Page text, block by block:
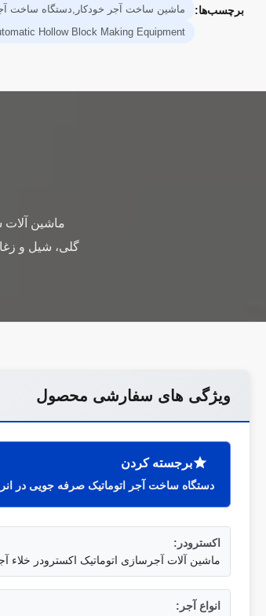
برچسب‌ها: ماشین ساخت آجر خودکار,دستگاه ساخت
Hollow Block Making Equipment
ماشین آلات
گلی، شیل و
ویژگی های سفارشی محصول
برجسته کردن
دستگاه ساخت آجر اتوماتیک صرفه جویی در
اکسترودر:
ماشین آلات آجرسازی اتوماتیک اکسترودر خلاء
انواع آجر: